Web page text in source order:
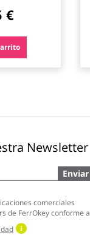
€
Newsletter
Enviar
comerciales
de FerrOkey conforme a